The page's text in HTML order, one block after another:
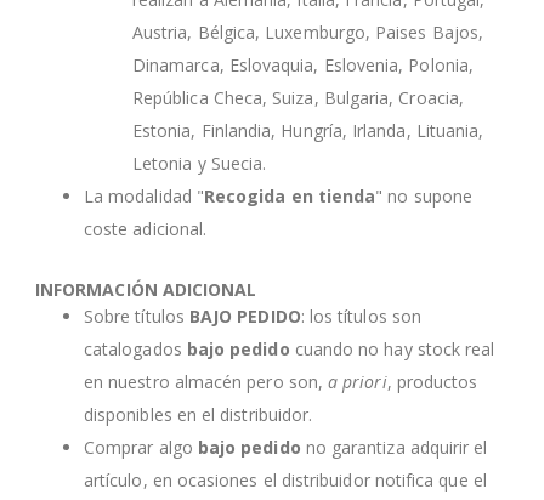
Austria, Bélgica, Luxemburgo, Paises Bajos,
Dinamarca, Eslovaquia, Eslovenia, Polonia,
República Checa, Suiza, Bulgaria, Croacia,
Estonia, Finlandia, Hungría, Irlanda, Lituania,
Letonia y Suecia.
La modalidad "Recogida en tienda" no supone
coste adicional.
INFORMACIÓN ADICIONAL
Sobre títulos BAJO PEDIDO: los títulos son
catalogados bajo pedido cuando no hay stock real
en nuestro almacén pero son,a priori, productos
disponibles en el distribuidor.
Comprar algo bajo pedido no garantiza adquirir el
artículo, en ocasiones el distribuidor notifica que el